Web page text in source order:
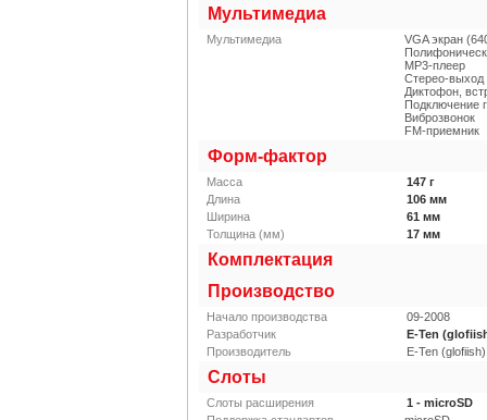
Мультимедиа
Мультимедиа
VGA экран
MP3-плеер
Стерео-выход
Диктофон,
Подключение
Виброзвонок
FM-приемник
Форм-фактор
Масса 147 г
Длина
106 мм
Ширина
61 мм
Толщина (мм)
17 мм
Комплектация
Производство
Начало производства
09-2008
Разработчик
E-Ten
Производитель
E-Ten (glofiish)
Слоты
Слоты расширения
1 - microSD